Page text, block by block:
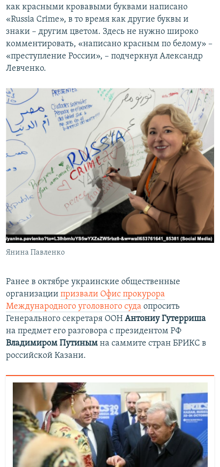
как красными кровавыми буквами написано
«Russia Crime», в то время как другие буквы и
знаки – другим цветом. Здесь не нужно широко
комментировать, «написано красным по белому» –
«преступление России», – подчеркнул Александр
Левченко.
Янина Павленко
Ранее в октябре украинские общественные
организации призвали Офис прокурора
Международного уголовного суда опросить
Генерального секретаря ООН Антониу Гутерриша
на предмет его разговора с президентом РФ
Владимиром Путиным на саммите стран БРИКС в
российской Казани.